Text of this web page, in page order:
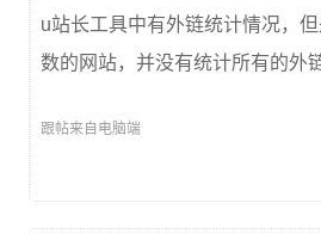
u站长工具中有外链统计情况，
数的网站，并没有统计所有的外
跟帖来自电脑端